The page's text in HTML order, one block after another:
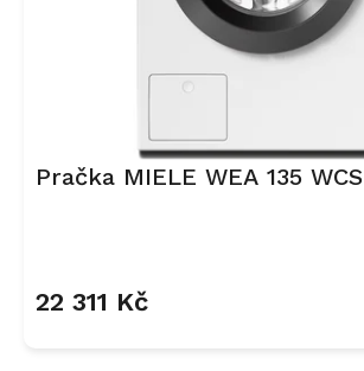
Pračka MIELE WEA 135 WCS
22 311 Kč